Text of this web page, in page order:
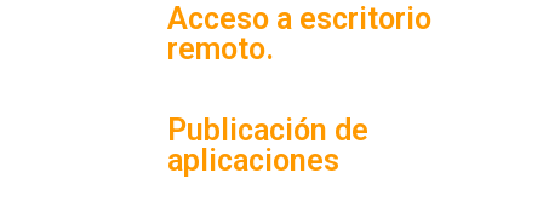
Acceso a escritorio
remoto.
Publicación de
aplicaciones